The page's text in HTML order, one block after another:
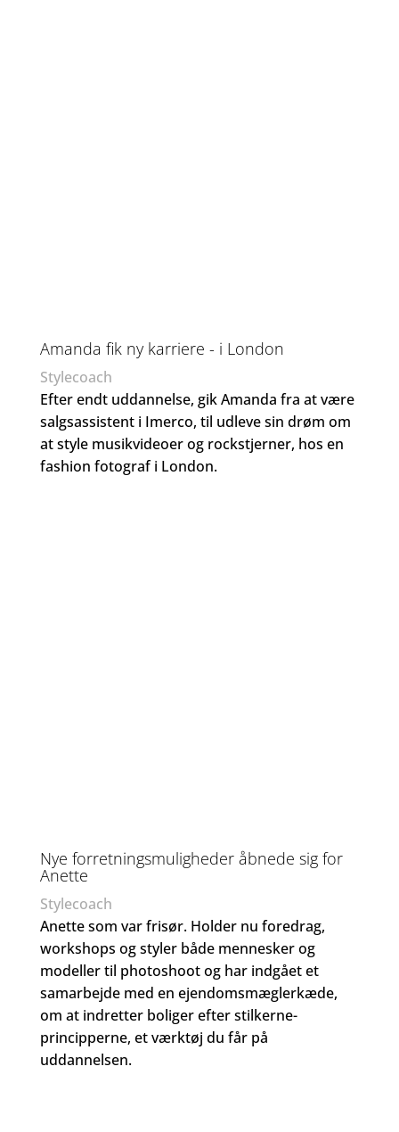
Amanda fik ny karriere - i London
Stylecoach
Efter endt uddannelse, gik Amanda fra at være
salgsassistent i Imerco, til udleve sin drøm om
at style musikvideoer og rockstjerner, hos en
fashion fotograf i London.
Nye forretningsmuligheder åbnede sig for
Anette
Stylecoach
Anette som var frisør. Holder nu foredrag,
workshops og styler både mennesker og
modeller til photoshoot og har indgået et
samarbejde med en ejendomsmæglerkæde,
om at indretter boliger efter stilkerne-
principperne, et værktøj du får på
uddannelsen.